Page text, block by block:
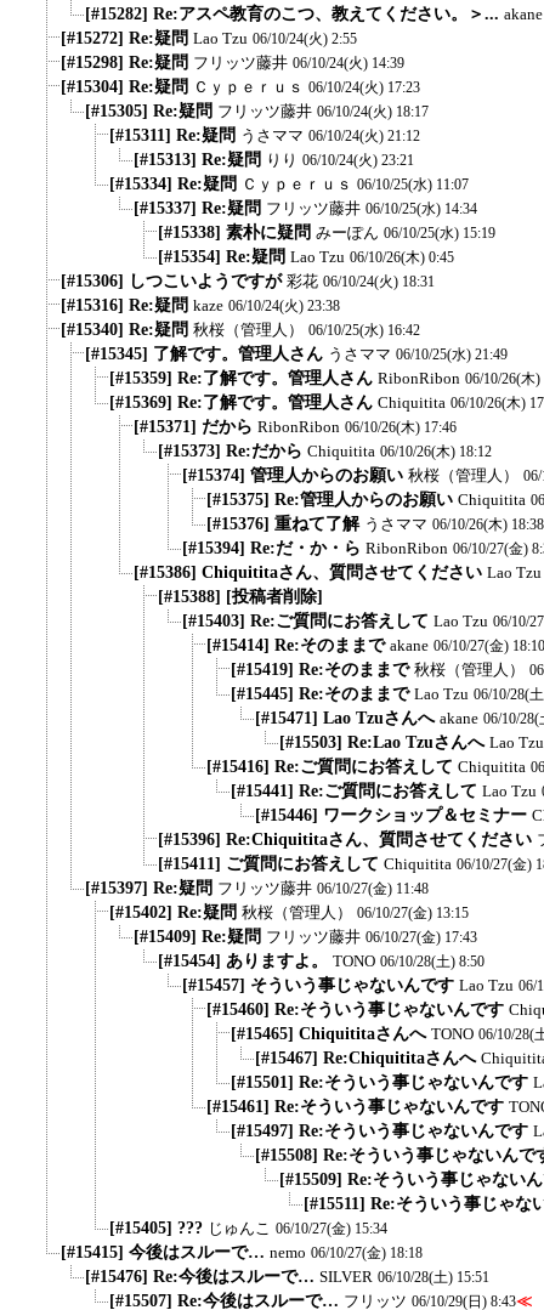
[#15282] Re:アスペ教育のこつ、教えてください。＞... akane
[#15272] Re:疑問 Lao Tzu 06/10/24(火) 2:55
[#15298] Re:疑問 フリッツ藤井 06/10/24(火) 14:39
[#15304] Re:疑問 Ｃｙｐｅｒｕｓ 06/10/24(火) 17:23
[#15305] Re:疑問 フリッツ藤井 06/10/24(火) 18:17
[#15311] Re:疑問 うさママ 06/10/24(火) 21:12
[#15313] Re:疑問 りり 06/10/24(火) 23:21
[#15334] Re:疑問 Ｃｙｐｅｒｕｓ 06/10/25(水) 11:07
[#15337] Re:疑問 フリッツ藤井 06/10/25(水) 14:34
[#15338] 素朴に疑問 みーぽん 06/10/25(水) 15:19
[#15354] Re:疑問 Lao Tzu 06/10/26(木) 0:45
[#15306] しつこいようですが 彩花 06/10/24(火) 18:31
[#15316] Re:疑問 kaze 06/10/24(火) 23:38
[#15340] Re:疑問 秋桜（管理人） 06/10/25(水) 16:42
[#15345] 了解です。管理人さん うさママ 06/10/25(水) 21:49
[#15359] Re:了解です。管理人さん RibonRibon 06/10/26(木)
[#15369] Re:了解です。管理人さん Chiquitita 06/10/26(木)
[#15371] だから RibonRibon 06/10/26(木) 17:46
[#15373] Re:だから Chiquitita 06/10/26(木) 18:12
[#15374] 管理人からのお願い 秋桜（管理人）
[#15375] Re:管理人からのお願い Chiquitita
[#15376] 重ねて了解 うさママ 06/10/26(木) 18:38
[#15394] Re:だ・か・ら RibonRibon 06/10/27(金)
[#15386] Chiquititaさん、質問させてください Lao Tzu
[#15388] [投稿者削除]
[#15403] Re:ご質問にお答えして Lao Tzu 06/10/
[#15414] Re:そのままで akane 06/10/27(金) 18:10
[#15419] Re:そのままで 秋桜（管理人）
[#15445] Re:そのままで Lao Tzu 06/10/28(
[#15471] Lao Tzuさんへ akane 06/10/28(
[#15503] Re:Lao Tzuさんへ Lao Tzu
[#15416] Re:ご質問にお答えして Chiquitita
[#15441] Re:ご質問にお答えして Lao Tzu
[#15446] ワークショップ＆セミナー
[#15396] Re:Chiquititaさん、質問させてください
[#15411] ご質問にお答えして Chiquitita 06/10/27(金)
[#15397] Re:疑問 フリッツ藤井 06/10/27(金) 11:48
[#15402] Re:疑問 秋桜（管理人） 06/10/27(金) 13:15
[#15409] Re:疑問 フリッツ藤井 06/10/27(金) 17:43
[#15454] ありますよ。 TONO 06/10/28(土) 8:50
[#15457] そういう事じゃないんです Lao Tzu 06/
[#15460] Re:そういう事じゃないんです
[#15465] Chiquititaさんへ TONO 06/10/28(
[#15467] Re:Chiquititaさんへ
[#15501] Re:そういう事じゃないんです
[#15461] Re:そういう事じゃないんです
[#15497] Re:そういう事じゃないんです
[#15508] Re:そういう事じゃないんで
[#15509] Re:そういう事じゃない
[#15511] Re:そういう事じゃな
[#15405] ??? じゅんこ 06/10/27(金) 15:34
[#15415] 今後はスルーで… nemo 06/10/27(金) 18:18
[#15476] Re:今後はスルーで… SILVER 06/10/28(土) 15:51
[#15507] Re:今後はスルーで… フリッツ 06/10/29(日) 8:43≪